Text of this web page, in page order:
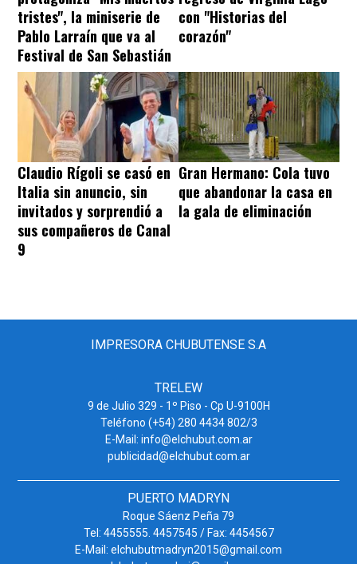
tristes", la miniserie de
Pablo Larraín que va al
Festival de San Sebastián
con "Historias del
corazón"
Claudio Rígoli se casó en
Italia sin anuncio, sin
invitados y sorprendió a
sus compañeros de Canal
9
Gran Hermano: Cola tuvo
que abandonar la casa en
la gala de eliminación
IMPRESORA CHUBUTENSE S.A
TRELEW
9 de Julio 329 - 1º Piso - Cp U-9100H
Teléfono (+54) 280 4434 802/3
E-Mail: info@elchubut.com.ar
publicidad@elchubut.com.ar
PUERTO MADRYN
Roque Sáenz Peña 79
Tel: 4455555. 4457545 / Fax: 4454567
E-Mail: elchubutmadryn2015@gmail.com